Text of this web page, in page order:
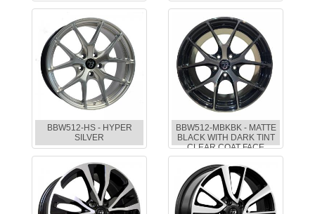
BBW512-HS - HYPER
SILVER
BBW512-MBKBK - MATTE
BLACK WITH DARK TINT
CLEAR COAT FACE